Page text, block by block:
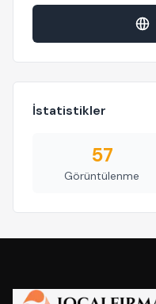
İstatistikler
57
Görüntülenme